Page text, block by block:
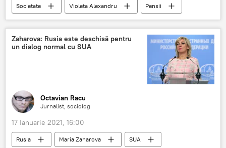
Societate Violeta Alexandru Pensii
Zaharova: Rusia este deschisă pentru
un dialog normal cu SUA
Octavian Racu
Jurnalist, sociolog
17 Ianuarie 2021, 16:00
Rusia Maria Zaharova SUA